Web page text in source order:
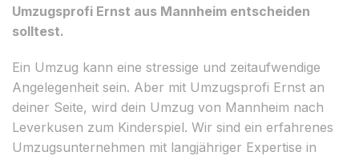
Umzugsprofi Ernst aus Mannheim entscheiden
solltest.
Ein Umzug kann eine stressige und zeitaufwendige
Angelegenheit sein. Aber mit Umzugsprofi Ernst an
deiner Seite, wird dein Umzug von Mannheim nach
Leverkusen zum Kinderspiel. Wir sind ein erfahrenes
Umzugsunternehmen mit langjähriger Expertise in